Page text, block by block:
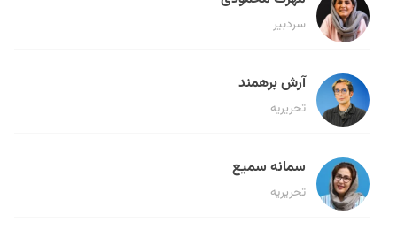
سردبیر
آرش برهمند
تحریریه
سمانه سمیع
تحریریه